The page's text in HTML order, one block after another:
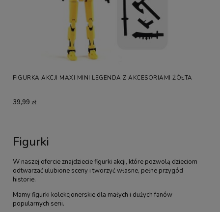
FIGURKA AKCJI MAXI MINI LEGENDA Z AKCESORIAMI ŻÓŁTA
39,99 zł
Figurki
W naszej ofercie znajdziecie figurki akcji, które pozwolą dzieciom
odtwarzać ulubione sceny i tworzyć własne, pełne przygód
historie.
Mamy figurki kolekcjonerskie dla małych i dużych fanów
popularnych serii.